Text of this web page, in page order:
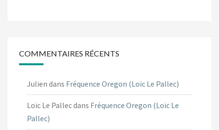
COMMENTAIRES RÉCENTS
Julien dans Fréquence Oregon (Loïc Le Pallec)
Loïc Le Pallecdans Fréquence Oregon (Loïc Le
Pallec)